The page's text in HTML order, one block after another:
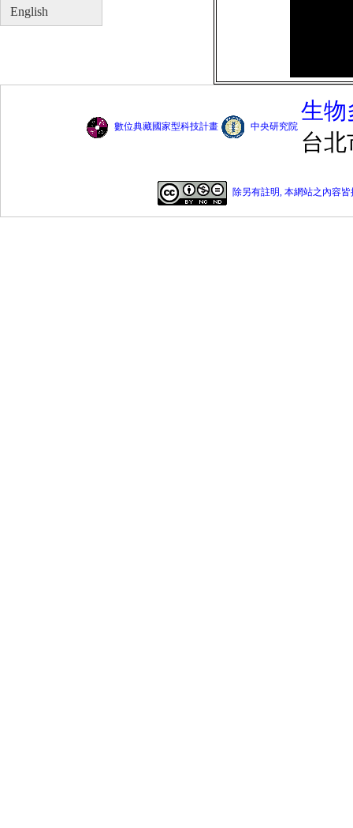
English
數位典藏國家型科技計畫 中央研究院
生物
台北
除另有註明, 本網站之內容